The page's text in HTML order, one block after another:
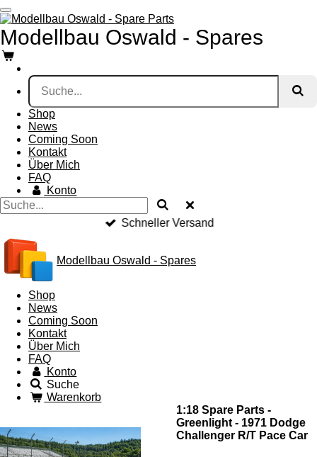
Zum
Hauptinhalt
springen
Modellbau Oswald - Spares
Shop
News
Coming Soon
Kontakt
Über Mich
FAQ
Konto
Schneller Versand
Modellbau Oswald - Spares
Shop
News
Coming Soon
Kontakt
Über Mich
FAQ
Konto
Suche
Warenkorb
1:18 Spare Parts -
Greenlight - 1971 Dodge
Challenger R/T Pace Car